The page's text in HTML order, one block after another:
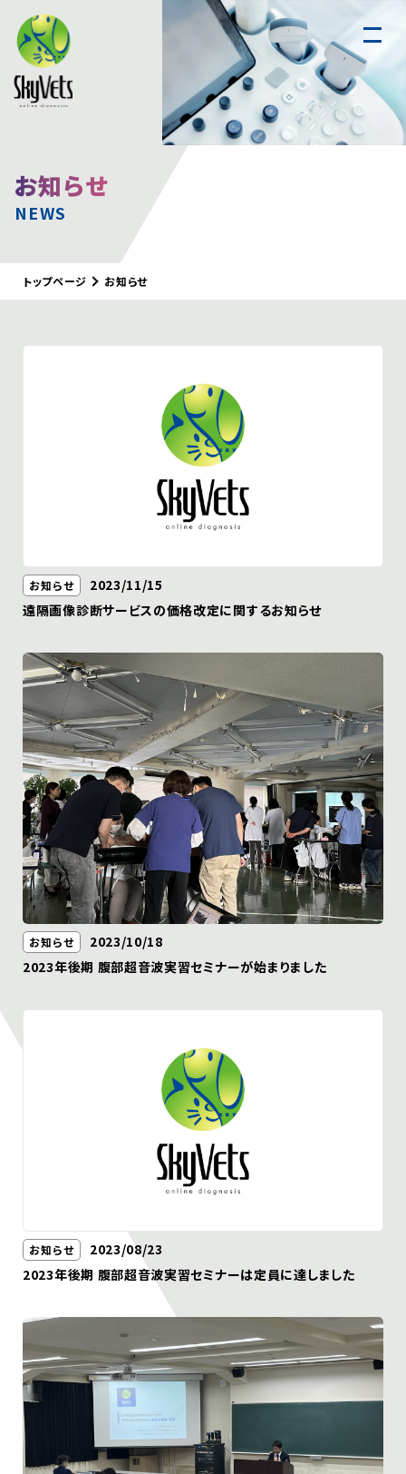
スカイベッツについて
遠隔読影
腹部超音波実習セミナー
CTセミナー
お知らせ
犬と猫の画像診断Q&A
臨床獣医師のためのCT講座
犬と猫の超音波診断ケースレポート
遠隔読影依頼
お知らせ
NEWS
トップページ お知らせ
お知らせ
2023/11/15
遠隔画像診断サービスの価格改定に関するお知らせ
お知らせ
2023/10/18
2023年後期 腹部超音波実習セミナーが始まりました
お知らせ
2023/08/23
2023年後期 腹部超音波実習セミナーは定員に達しました